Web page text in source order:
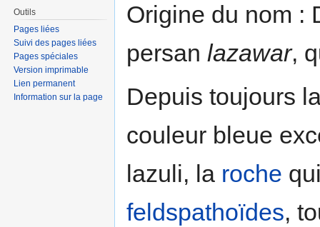
Origine du nom :
persan lazawar,
Depuis toujours
couleur bleue
lazuli, la roche
feldspathoïdes,
Outils
Pages liées
Suivi des pages liées
Pages spéciales
Version imprimable
Lien permanent
Information sur la page